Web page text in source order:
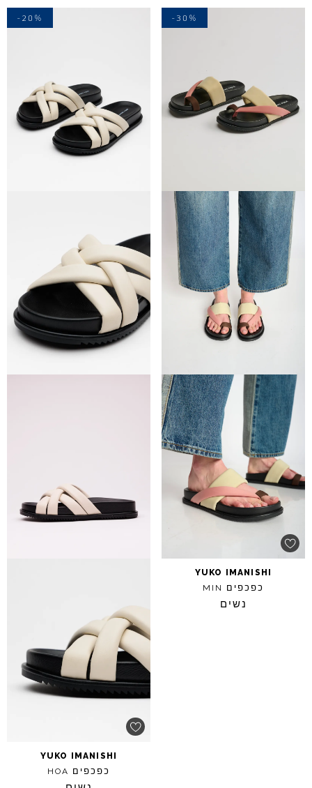
-30%
YUKO IMANISHI
כפכפים MIN
נשים
-20%
YUKO IMANISHI
כפכפים HOA